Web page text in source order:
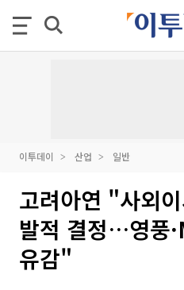
이투데이 산업 일반
고려아연 "사외
발적 결정…영풍
유감"